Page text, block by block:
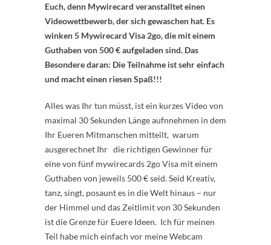
Euch, denn Mywirecard veranstalltet einen
Videowettbewerb, der sich gewaschen hat. Es
winken 5 Mywirecard Visa 2go, die mit einem
Guthaben von 500 € aufgeladen sind. Das
Besondere daran: Die Teilnahme ist sehr einfach
und macht einen riesen Spaß!!!
Alles was Ihr tun müsst, ist ein kurzes Video von
maximal 30 Sekunden Länge aufnnehmen in dem
Ihr Eueren Mitmanschen mitteilt, warum
ausgerechnet Ihr die richtigen Gewinner für
eine von fünf mywirecards 2go Visa mit einem
Guthaben von jeweils 500 € seid. Seid Kreativ,
tanz, singt, posaunt es in die Welt hinaus – nur
der Himmel und das Zeitlimit von 30 Sekunden
ist die Grenze für Euere Ideen. Ich für meinen
Teil habe mich einfach vor meine Webcam